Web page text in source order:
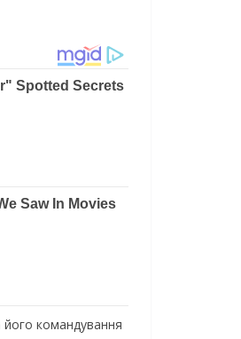
його командування